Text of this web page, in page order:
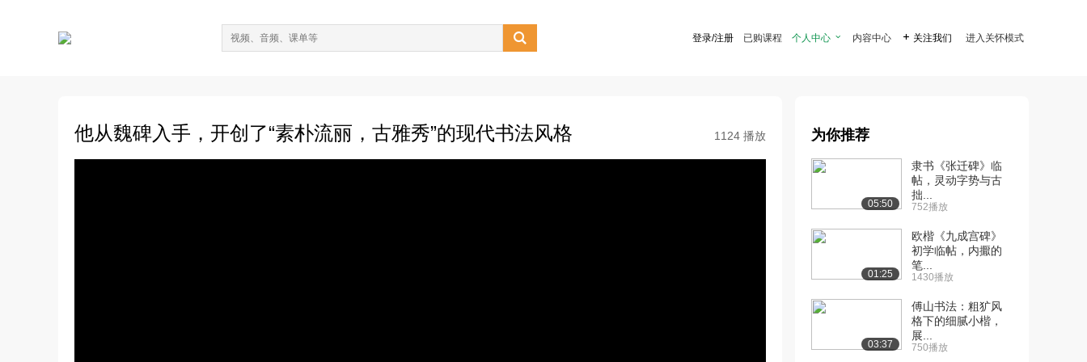
 登录/注册 已购课程 个人中心  内容中心  关注我们 进入关怀模式
他从魏碑入手，开创了“素朴流丽，古雅秀”的现代书法风格 1124 播放 为你推荐
05:50
隶书《张迁碑》临
帖，灵动字势与古
拙...
752播放
01:25
欧楷《九成宫碑》
初学临帖，内擫的
笔...
1430播放
03:37
傅山书法：粗犷风
格下的细腻小楷，
展...
750播放